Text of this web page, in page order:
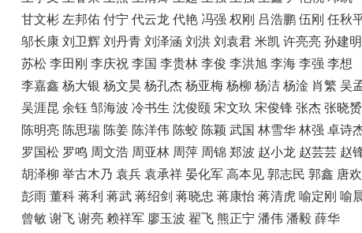
甘文彬 左邦佑 付宁 代云龙 代艳 冯强 权刚 吕浩鹏 伍刚 任秋
邬长康 刘卫辉 刘丹青 刘泽涵 刘洪 刘袁君 米凯 许亮亮 孙建
苏松 李田刚 李庆祝 李国 李贵林 李俊 李洪旭 李海 李强 李想
李嘉鑫 杨大银 杨文昊 杨孔杰 杨亚梅 杨柳 杨洁 杨淦 肖繁 吴
吴涯昆 余钰 邹海波 冷书生 沈俊颐 宋文玖 宋俊锋 张杰 张晓
陈明亮 陈思瑞 陈姜 陈洋伟 陈蛟 陈颖 武国 林雪华 林强 卓诗
罗国松 罗鸣 周文浩 周亚林 周萍 周锦 郑波 赵小龙 赵芸芸 赵
胡泽柳 举古木乃 袁兵 袁承祥 晏化军 高本见 郭志民 郭鑫 唐
彭雨 董科 蒋利 蒋武 蒋绍剑 蒋晓忠 蒋康怡 蒋清虎 喻定刚 喻
曾敏 谢飞 谢亮 赖祥军 廖玉波 翟飞 熊正宁 潘伟 潘毅 薛华